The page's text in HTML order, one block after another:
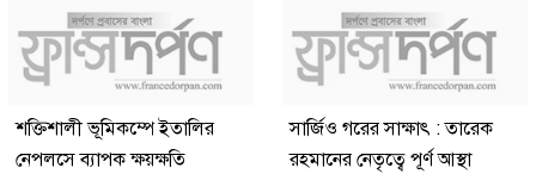
শক্তিশালী ভূমিকম্পে ইতালির
নেপলসে ব্যাপক ক্ষয়ক্ষতি
সার্জিও গরের সাক্ষাৎ : তারেক
রহমানের নেতৃত্বে পূর্ণ আস্থা